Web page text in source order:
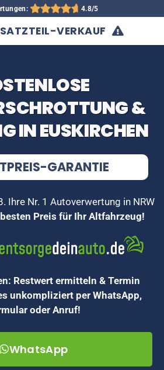
4.8/5
VERKAUF
&
IN EUSKIRCHEN
GARANTIE
Ihre Nr. 1 Autoverwertung in NRW
Preis für Ihr Altfahrzeug!
Restwert ermitteln & Termin
unkompliziert per WhatsApp,
oder Anruf!
WhatsApp